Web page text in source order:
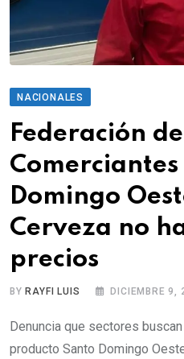
NACIONALES
Federación de
Comerciantes
Domingo
Cerveza no
precios
BY RAYFI LUIS DICIEMBRE 9,
Denuncia que sectores
producto Santo Domingo